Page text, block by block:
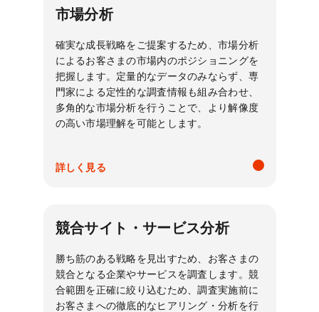
市場分析
確実な成長戦略をご提案するため、市場分析
によるお客さまの市場内のポジショニングを
把握します。定量的なデータのみならず、専
門家による定性的な調査情報も組み合わせ、
多角的な市場分析を行うことで、より解像度
の高い市場理解を可能とします。
詳しく見る
競合サイト・サービス分析
勝ち筋のある戦略を見出すため、お客さまの
競合となる企業やサービスを調査します。競
合範囲を正確に絞り込むため、調査実施前に
お客さまへの徹底的なヒアリング・分析を行